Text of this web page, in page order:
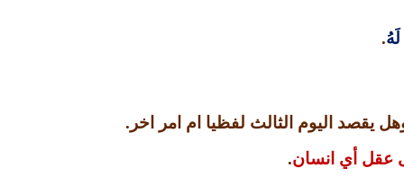
.
يقصد اليوم الثالث لفظيا ام امر اخر .
عقل أي انسان.